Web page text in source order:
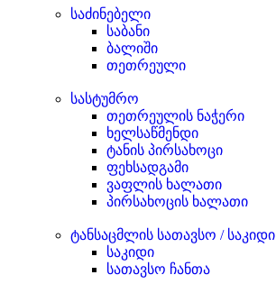
საძინებელი
საბანი
ბალიში
თეთრეული
სასტუმრო
თეთრეულის ნაჭერი
ხელსაწმენდი
ტანის პირსახოცი
ფეხსადგამი
ვაფლის ხალათი
პირსახოცის ხალათი
ტანსაცმლის სათავსო / საკიდი
საკიდი
სათავსო ჩანთა